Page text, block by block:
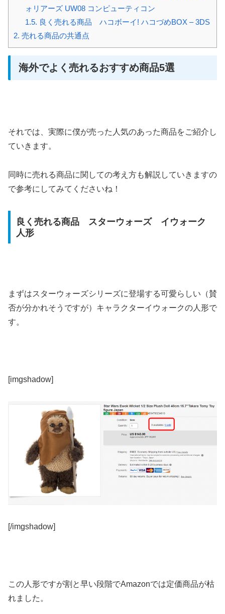
ォリアーズ UW08 コンピューティコン
1.5. 良く売れる商品 ハコボーイ! ハコづめBOX – 3DS
2. 売れる商品の共通点
海外でよく売れるおすすめ商品5選
それでは、実際に僕が売った人気のあった商品をご紹介し
ていきます。
同時に売れる商品に関しての考え方も解説していきますの
で参考にしてみてくださいね！
良く売れる商品 スターウォーズ イウォーク
人形
まずはスターウォーズシリーズに登場する可愛らしい（賛
否が分かれそうですが）キャラクターイウォークの人形で
す。
[imgshadow]
[/imgshadow]
この人形ですが割と早い段階でAmazonでは定価商品が枯
れました。